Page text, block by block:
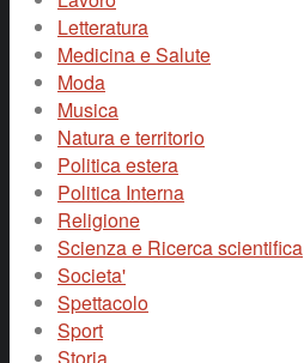
Letteratura
Medicina e Salute
Moda
Musica
Natura e territorio
Politica estera
Politica Interna
Religione
Scienza e Ricerca scientifica
Societa'
Spettacolo
Sport
Storia